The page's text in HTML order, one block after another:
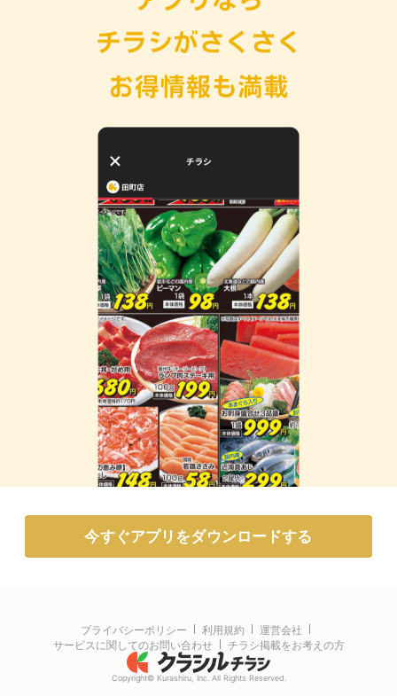
今すぐアプリをダウンロードする
プライバシーポリシー 利用規約
運営会社
サービスに関してのお問い合わせ
チラシ掲載をお考えの方
Copyright© Kurashiru, Inc. All Rights Reserved.